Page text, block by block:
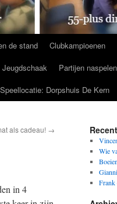
de stand Clubkampioenen
Jeugdschaak Partijen
Speellocatie: Dorpshuis De Kern
als cadeau! →
in 4
Wie